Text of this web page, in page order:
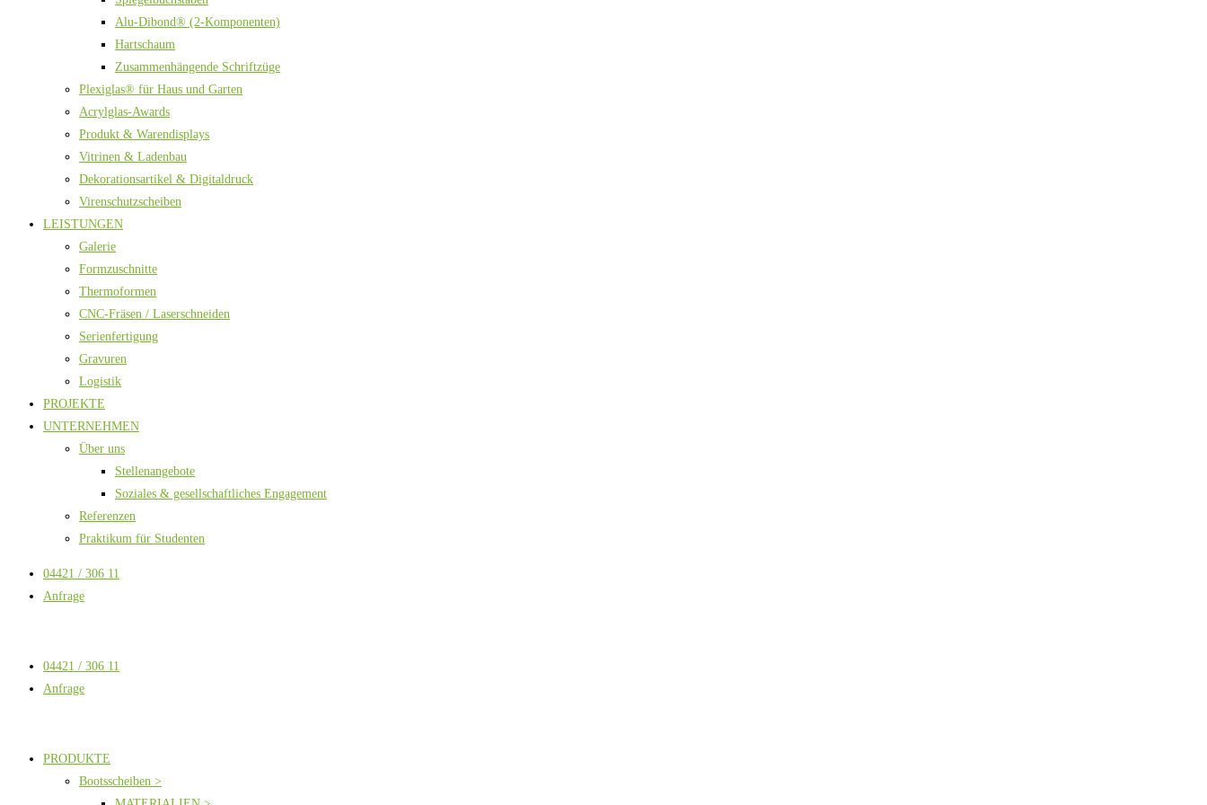
Alu-Dibond® (2-Komponenten)
Hartschaum
Zusammenhängende Schriftzüge
Plexiglas® für Haus und Garten
Acrylglas-Awards
Produkt & Warendisplays
Vitrinen & Ladenbau
Dekorationsartikel & Digitaldruck
Virenschutzscheiben
LEISTUNGEN
Galerie
Formzuschnitte
Thermoformen
CNC-Fräsen / Laserschneiden
Serienfertigung
Gravuren
Logistik
PROJEKTE
UNTERNEHMEN
Über uns
Stellenangebote
Soziales & gesellschaftliches Engagement
Referenzen
Praktikum für Studenten
04421 / 306 11
Anfrage
04421 / 306 11
Anfrage
PRODUKTE
Bootsscheiben >